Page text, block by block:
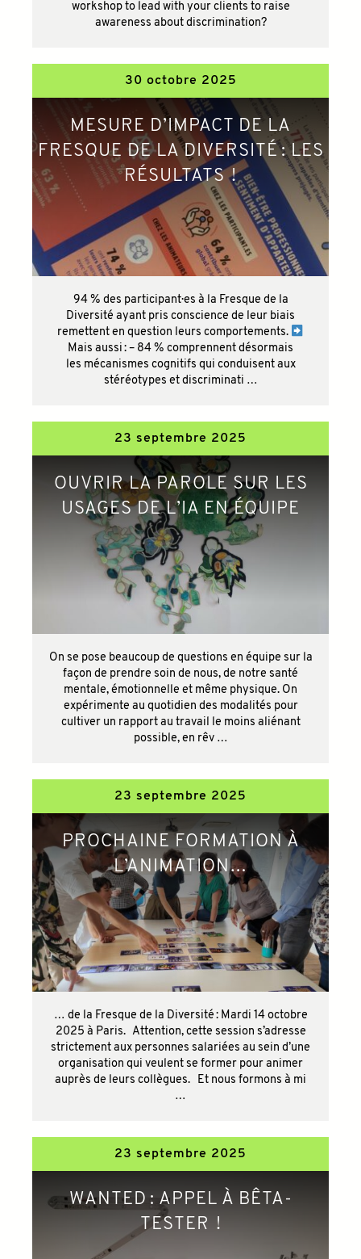
workshop to lead with your clients to raise
awareness about discrimination?
30 octobre 2025
MESURE D’IMPACT DE LA
FRESQUE DE LA DIVERSITÉ : LES
RÉSULTATS !
94 % des participant·es à la Fresque de la
Diversité ayant pris conscience de leur biais
remettent en question leurs comportements.
Mais aussi : – 84 % comprennent désormais
les mécanismes cognitifs qui conduisent aux
stéréotypes et discriminati …
23 septembre 2025
OUVRIR LA PAROLE SUR LES
USAGES DE L’IA EN ÉQUIPE
On se pose beaucoup de questions en équipe sur la
façon de prendre soin de nous, de notre santé
mentale, émotionnelle et même physique. On
expérimente au quotidien des modalités pour
cultiver un rapport au travail le moins aliénant
possible, en rêv …
23 septembre 2025
PROCHAINE FORMATION À
L’ANIMATION…
… de la Fresque de la Diversité : Mardi 14 octobre
2025 à Paris. Attention, cette session s’adresse
strictement aux personnes salariées au sein d’une
organisation qui veulent se former pour animer
auprès de leurs collègues. Et nous formons à mi
…
23 septembre 2025
WANTED : APPEL À BÊTA-
TESTER !